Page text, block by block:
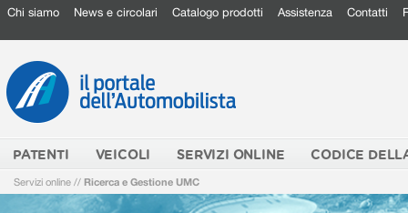
Chi siamo News e circolari Catalogo prodotti Assistenza Contatti
PATENTI VEICOLI SERVIZI ONLINE CODICE
Servizi online // Ricerca e Gestione UMC